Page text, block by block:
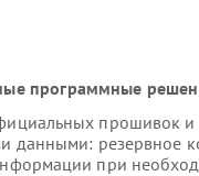
программные
прошивок и
данными: резервное
при